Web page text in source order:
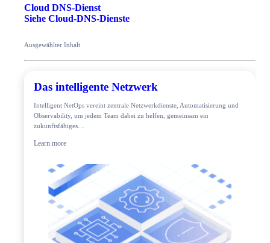
Cloud DNS-Dienst
Siehe Cloud-DNS-Dienste
Ausgewählter Inhalt
Das intelligente Netzwerk
Intelligent NetOps vereint zentrale Netzwerkdienste, Automatisierung und
Observability, um jedem Team dabei zu helfen, gemeinsam ein
zukunftsfähiges…
Learn more